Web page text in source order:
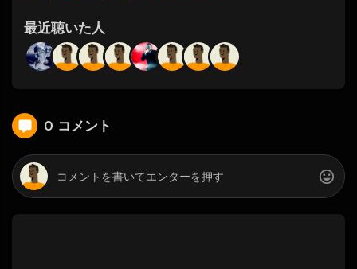
最近聴いた人
0 コメント